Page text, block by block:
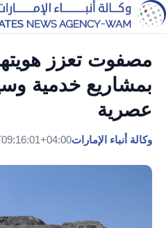
مصفوت تعزز هويتها
بمشاريع خدمية
عصرية
وكالة أنباء الإمارات